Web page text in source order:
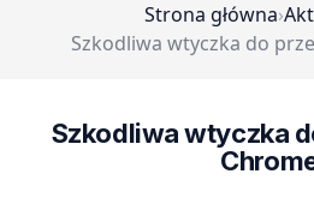
Strona główna›
Szkodliwa wtyczka do
Szkodliwa wtyczka